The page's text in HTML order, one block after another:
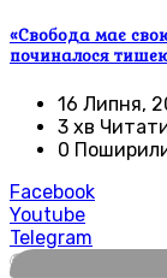
«Свобода має
починалося
16 Липня,
3 хв
0
Facebook
Youtube
Telegram
🌍